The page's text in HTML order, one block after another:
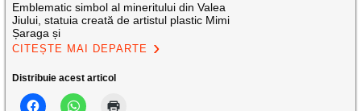
Emblematic simbol al mineritului din Valea
Jiului, statuia creată de artistul plastic Mimi
Șaraga și
CITEȘTE MAI DEPARTE
Distribuie acest articol